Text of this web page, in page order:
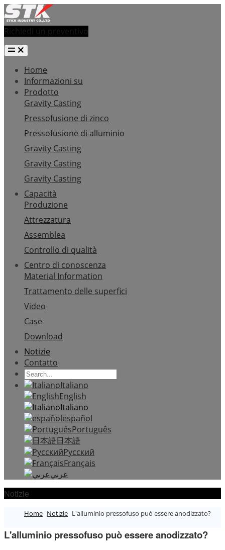
Richiedi un preventivo
Home
Informazioni su
Prodotto
Gravity Casting
Pressofusione di zinco
Pressofusione di alluminio
Gravity Casting
Gravity Casting
Gravity Casting
Capacità
Produzione
Attrezzatura
Assemblea
Controllo di qualità
Centro di conoscenza
Material Information
Trattamento delle superfici
Video
Case
Download
Notizie
Contatto
Italiano
English
Italiano
español
Português
日本語
Русский
Français
عربي
Notizie
Home Notizie L'alluminio pressofuso può essere anodizzato?
L'alluminio pressofuso può essere anodizzato?